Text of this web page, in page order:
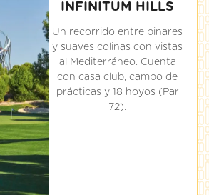
INFINITUM HILLS
Un recorrido entre pinares
y suaves colinas con vistas
al Mediterráneo. Cuenta
con casa club, campo de
prácticas y 18 hoyos (Par
72).